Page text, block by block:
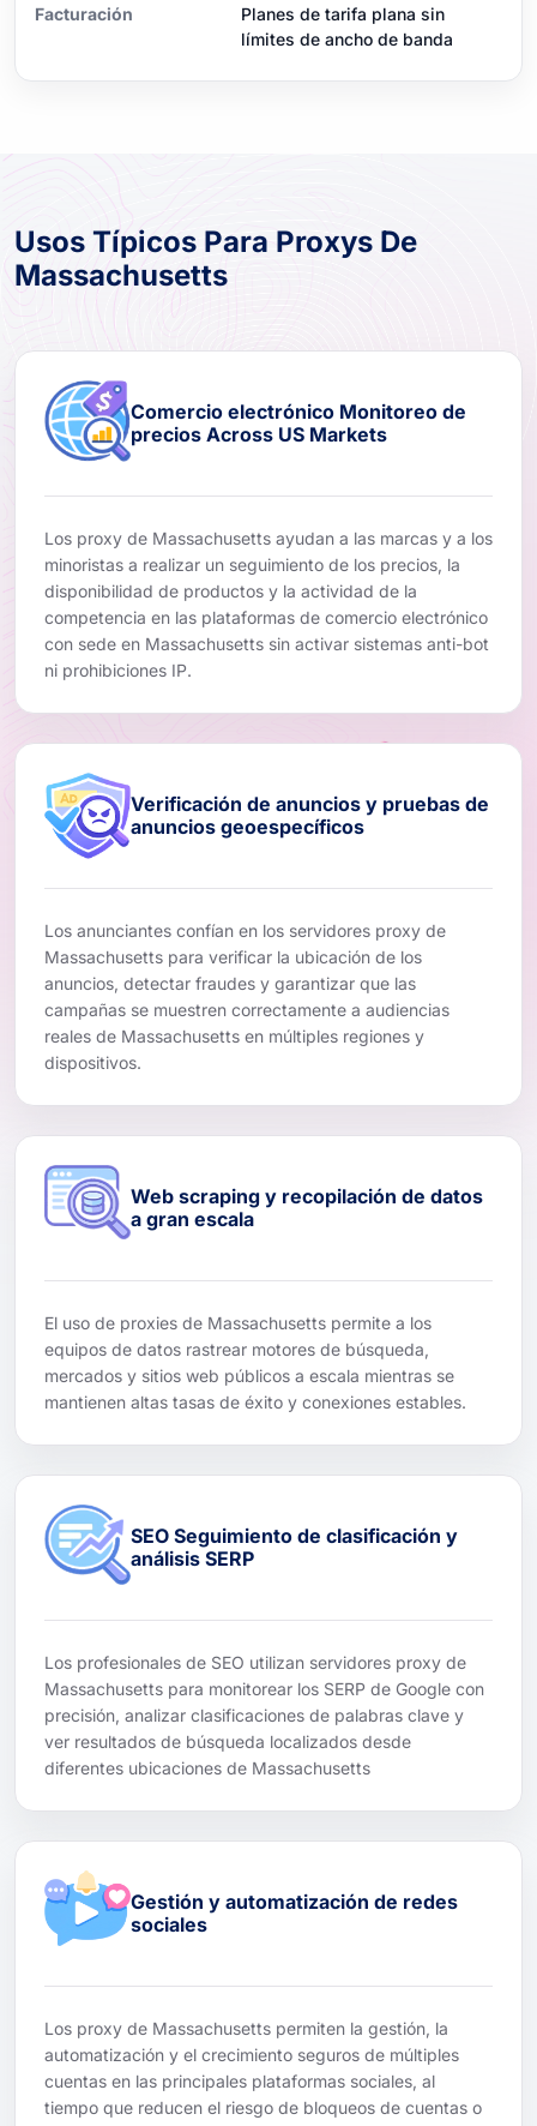
Facturación
Planes de tarifa plana sin
límites de ancho de banda
Usos Típicos Para Proxys De
Massachusetts
Comercio electrónico Monitoreo de
precios Across US Markets
Los proxy de Massachusetts ayudan a las marcas y a los
minoristas a realizar un seguimiento de los precios, la
disponibilidad de productos y la actividad de la
competencia en las plataformas de comercio electrónico
con sede en Massachusetts sin activar sistemas anti-bot
ni prohibiciones IP.
Verificación de anuncios y pruebas de
anuncios geoespecíficos
Los anunciantes confían en los servidores proxy de
Massachusetts para verificar la ubicación de los
anuncios, detectar fraudes y garantizar que las
campañas se muestren correctamente a audiencias
reales de Massachusetts en múltiples regiones y
dispositivos.
Web scraping y recopilación de datos
a gran escala
El uso de proxies de Massachusetts permite a los
equipos de datos rastrear motores de búsqueda,
mercados y sitios web públicos a escala mientras se
mantienen altas tasas de éxito y conexiones estables.
SEO Seguimiento de clasificación y
análisis SERP
Los profesionales de SEO utilizan servidores proxy de
Massachusetts para monitorear los SERP de Google con
precisión, analizar clasificaciones de palabras clave y
ver resultados de búsqueda localizados desde
diferentes ubicaciones de Massachusetts
Gestión y automatización de redes
sociales
Los proxy de Massachusetts permiten la gestión, la
automatización y el crecimiento seguros de múltiples
cuentas en las principales plataformas sociales, al
tiempo que reducen el riesgo de bloqueos de cuentas o